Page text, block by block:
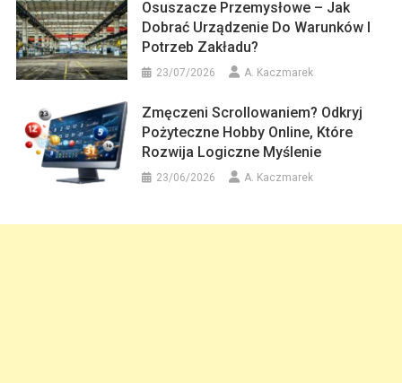
Osuszacze Przemysłowe – Jak
Dobrać Urządzenie Do Warunków I
Potrzeb Zakładu?
23/07/2026 A. Kaczmarek
Zmęczeni Scrollowaniem? Odkryj
Pożyteczne Hobby Online, Które
Rozwija Logiczne Myślenie
23/06/2026 A. Kaczmarek